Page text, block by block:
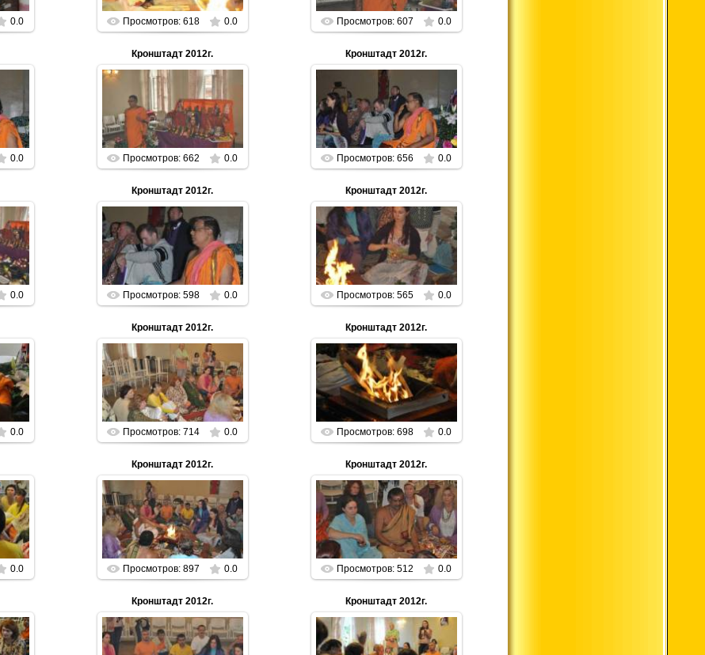
0.0 Просмотров: 618 0.0 Просмотров: 607 0.0
0.0
Кронштадт 2012г.
01.01.2013
Parabrahman
Просмотров: 662 0.0
Кронштадт 2012г.
01.01.2013
Parabrahman
Просмотров: 656 0.0
0.0
Кронштадт 2012г.
01.01.2013
Parabrahman
Просмотров: 598 0.0
Кронштадт 2012г.
01.01.2013
Parabrahman
Просмотров: 565 0.0
0.0
Кронштадт 2012г.
01.01.2013
Parabrahman
Просмотров: 714 0.0
Кронштадт 2012г.
01.01.2013
Parabrahman
Просмотров: 698 0.0
0.0
Кронштадт 2012г.
01.01.2013
Parabrahman
Просмотров: 897 0.0
Кронштадт 2012г.
01.01.2013
Parabrahman
Просмотров: 512 0.0
Кронштадт 2012г.
01.01.2013
Кронштадт 2012г.
01.01.2013